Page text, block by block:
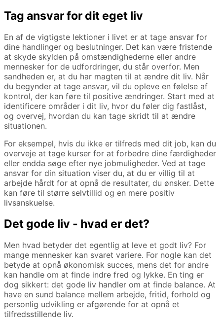
Tag ansvar for dit eget liv
En af de vigtigste lektioner i livet er at tage ansvar for
dine handlinger og beslutninger. Det kan være fristende
at skyde skylden på omstændighederne eller andre
mennesker for de udfordringer, du står overfor. Men
sandheden er, at du har magten til at ændre dit liv. Når
du begynder at tage ansvar, vil du opleve en følelse af
kontrol, der kan føre til positive ændringer. Start med at
identificere områder i dit liv, hvor du føler dig fastlåst,
og overvej, hvordan du kan tage skridt til at ændre
situationen.
For eksempel, hvis du ikke er tilfreds med dit job, kan du
overveje at tage kurser for at forbedre dine færdigheder
eller endda søge efter nye jobmuligheder. Ved at tage
ansvar for din situation viser du, at du er villig til at
arbejde hårdt for at opnå de resultater, du ønsker. Dette
kan føre til større selvtillid og en mere positiv
livsanskuelse.
Det gode liv - hvad er det?
Men hvad betyder det egentlig at leve et godt liv? For
mange mennesker kan svaret variere. For nogle kan det
betyde at opnå økonomisk succes, mens det for andre
kan handle om at finde indre fred og lykke. En ting er
dog sikkert: det gode liv handler om at finde balance. At
have en sund balance mellem arbejde, fritid, forhold og
personlig udvikling er afgørende for at opnå et
tilfredsstillende liv.